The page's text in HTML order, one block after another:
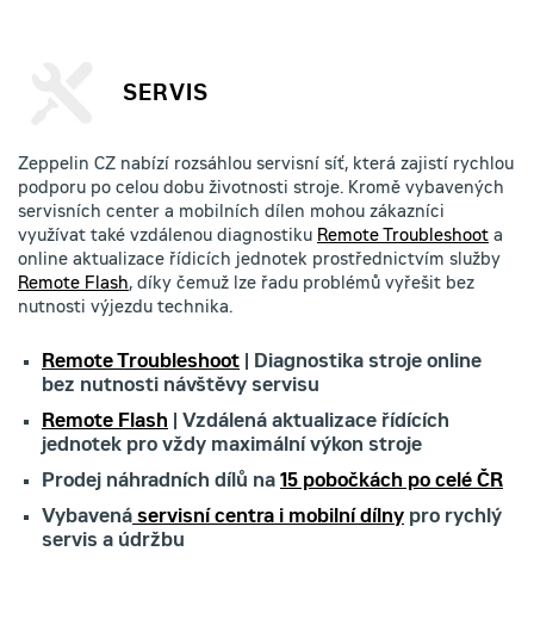
SERVIS
Zeppelin CZ nabízí rozsáhlou servisní síť, která zajistí rychlou
podporu po celou dobu životnosti stroje. Kromě vybavených
servisních center a mobilních dílen mohou zákazníci
využívat také vzdálenou diagnostiku Remote Troubleshoot a
online aktualizace řídicích jednotek prostřednictvím služby
Remote Flash, díky čemuž lze řadu problémů vyřešit bez
nutnosti výjezdu technika.
Remote Troubleshoot | Diagnostika stroje online
bez nutnosti návštěvy servisu
Remote Flash | Vzdálená aktualizace řídících
jednotek pro vždy maximální výkon stroje
Prodej náhradních dílů na 15 pobočkách po celé ČR
Vybavená servisní centra i mobilní dílny pro rychlý
servis a údržbu